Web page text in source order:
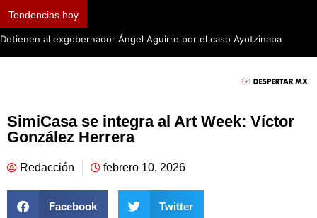
Tendencias hoy
Detienen al exgobernador Ángel Aguirre por el caso Ayotzinapa
SimiCasa se integra al Art Week: Víctor
González Herrera
Redacción febrero 10, 2026
Facebook Twitter